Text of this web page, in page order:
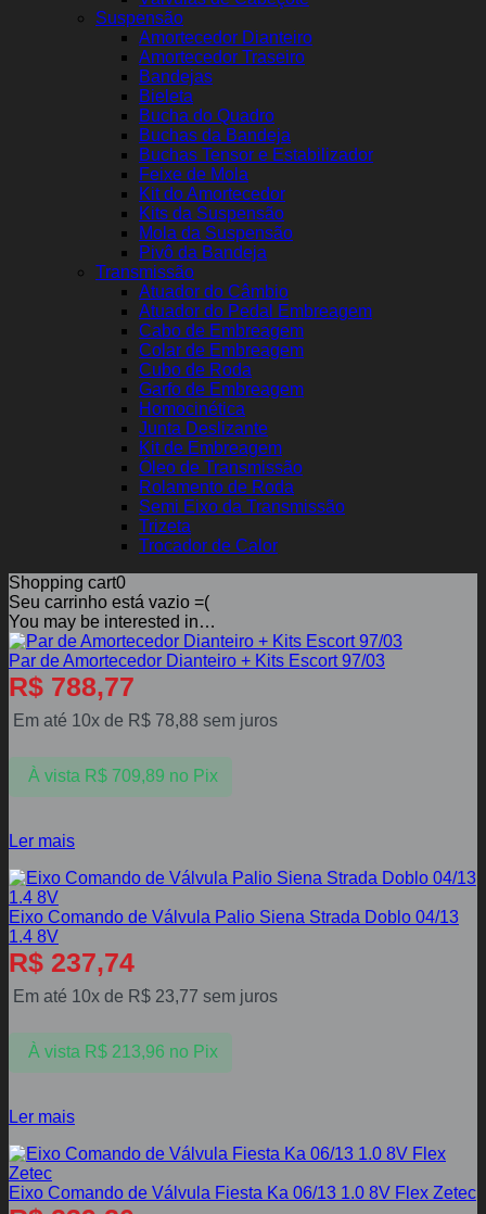
Suspensão
Amortecedor Dianteiro
Amortecedor Traseiro
Bandejas
Bieleta
Bucha do Quadro
Buchas da Bandeja
Buchas Tensor e Estabilizador
Feixe de Mola
Kit do Amortecedor
Kits da Suspensão
Mola da Suspensão
Pivô da Bandeja
Transmissão
Atuador do Câmbio
Atuador do Pedal Embreagem
Cabo de Embreagem
Colar de Embreagem
Cubo de Roda
Garfo de Embreagem
Homocinética
Junta Deslizante
Kit de Embreagem
Óleo de Transmissão
Rolamento de Roda
Semi Eixo da Transmissão
Trizeta
Trocador de Calor
Shopping cart0
Seu carrinho está vazio =(
You may be interested in…
Par de Amortecedor Dianteiro + Kits Escort 97/03
R$ 788,77
Em até 10x de R$ 78,88 sem juros
À vista R$709,89 no Pix
Ler mais
Eixo Comando de Válvula Palio Siena Strada Doblo 04/13
1.4 8V
R$ 237,74
Em até 10x de R$ 23,77 sem juros
À vista R$213,96 no Pix
Ler mais
Eixo Comando de Válvula Fiesta Ka 06/13 1.0 8V Flex Zetec